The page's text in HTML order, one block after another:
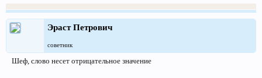
Эраст Петрович
советник
Шеф, слово несет отрицательное значение